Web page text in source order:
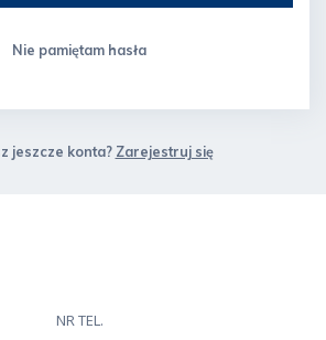
Nie pamiętam hasła
jeszcze konta? Zarejestruj się
NR TEL.